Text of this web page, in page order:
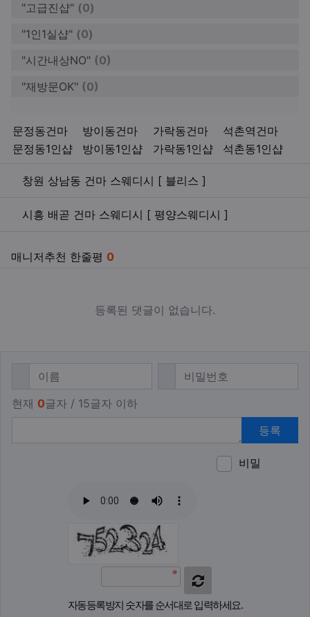
"고급진샵" (0)
"1인1실샵" (0)
"시간내상NO" (0)
"재방문OK" (0)
문정동건마 방이동건마 가락동건마
석촌역건마
문정동1인샵
방이동1인샵 가락동1인샵 석촌동1인샵
키워드
관련자료
창원 상남동 건마 스웨디시 [ 블리스 ]
시흥 배곧 건마 스웨디시 [ 평양스웨디시 ]
매니저추천 한줄평 0
등록된 댓글이 없습니다.
댓글쓰기
필수 비밀번호필수
현재 0글자 / 15글자 이하
등록
비밀
자동등록방지 숫자를 순서대로 입력하세요.